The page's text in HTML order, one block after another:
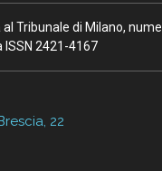
Tribunale di Milano,
2421-4167
22